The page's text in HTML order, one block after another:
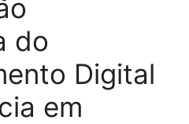
do
Digital
em